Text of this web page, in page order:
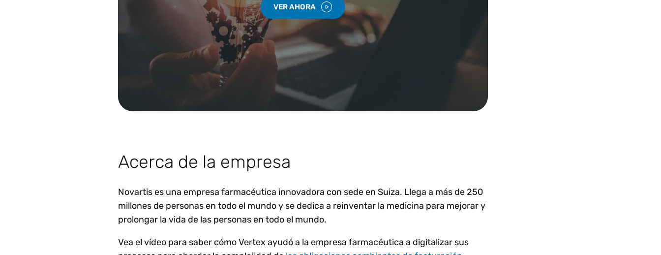
VER AHORA
Acerca de la empresa
Novartis es una empresa farmacéutica innovadora con sede en Suiza. Llega a más de 250
millones de personas en todo el mundo y se dedica a reinventar la medicina para mejorar y
prolongar la vida de las personas en todo el mundo.
Vea el vídeo para saber cómo Vertex ayudó a la empresa farmacéutica a digitalizar sus